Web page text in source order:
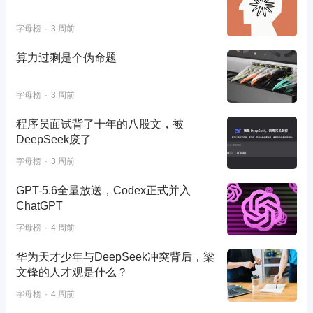
字母榜 3 周前
算力过剩是个伪命题
字母榜 3 周前
程序员面试背了十年的八股文，被
DeepSeek废了
字母榜 3 周前
GPT-5.6全量放送，Codex正式并入
ChatGPT
字母榜 4 周前
华为天才少年与DeepSeek冲突背后，梁
文锋的人才观是什么？
字母榜 4 周前